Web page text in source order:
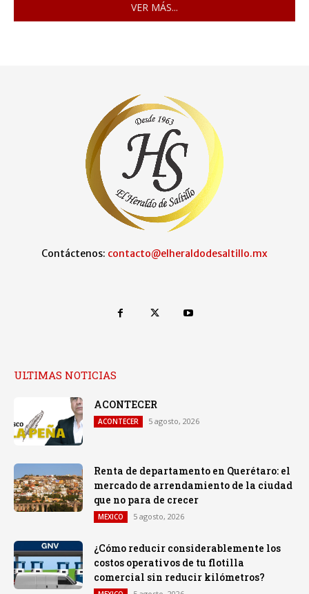
VER MÁS...
Contáctenos: contacto@elheraldodesaltillo.mx
ULTIMAS NOTICIAS
ACONTECER
ACONTECER 5 agosto, 2026
Renta de departamento en Querétaro: el
mercado de arrendamiento de la ciudad
que no para de crecer
MEXICO 5 agosto, 2026
¿Cómo reducir considerablemente los
costos operativos de tu flotilla
comercial sin reducir kilómetros?